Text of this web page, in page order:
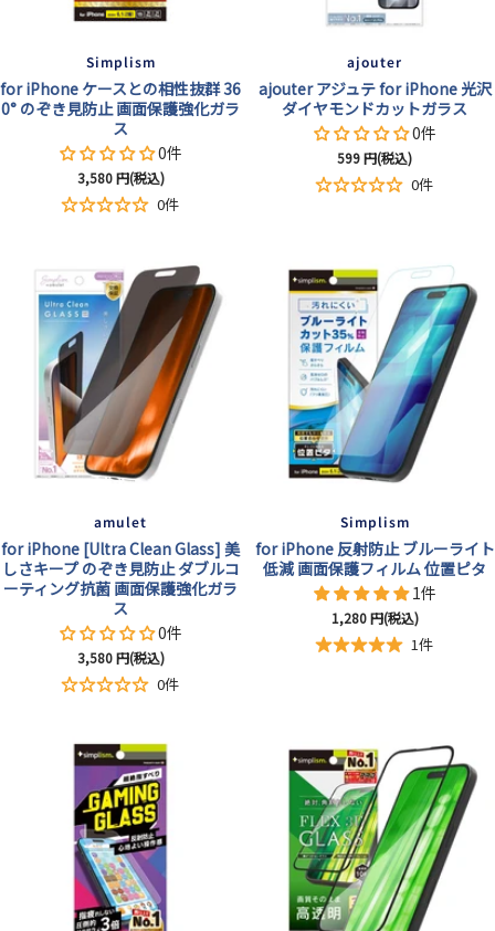
Simplism
for iPhone ケースとの相性抜群 36
0° のぞき見防止 画面保護強化ガラ
ス
0件
セ
ー
3,580円(税込)
0件
ajouter
ajouter アジュテ for iPhone 光沢
ダイヤモンドカットガラス
0件
セ
ー
599円(税込)
0件
amulet
for iPhone [Ultra Clean Glass] 美
しさキープ のぞき見防止 ダブルコ
ーティング抗菌 画面保護強化ガラ
ス
0件
セ
ー
格
3,580円(税込)
0件
Simplism
for iPhone 反射防止 ブルーライト
低減 画面保護フィルム 位置ピタ
1件
セ
ー
1,280円(税込)
1件